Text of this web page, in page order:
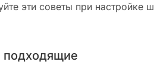
эти советы при настройке
подходящие